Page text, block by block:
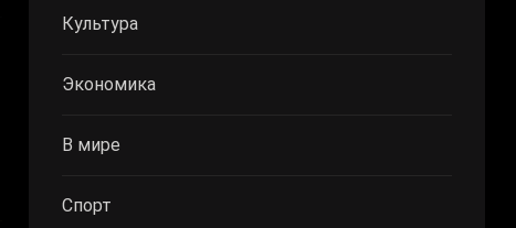
Культура
Экономика
В мире
Спорт